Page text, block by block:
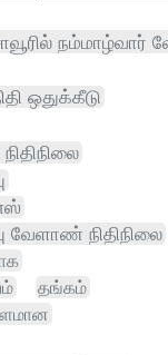
ஒதுக்கீடு
வேளாண் நிதிநிலை
தங்கம்